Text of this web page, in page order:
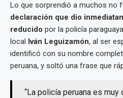
Lo que sorprendió a muchos no
declaración que dio
reducido por la policía
local Iván Leguizamón, al ser
identificó con su nombre
peruana, y soltó una frase que
“La policía peruana es